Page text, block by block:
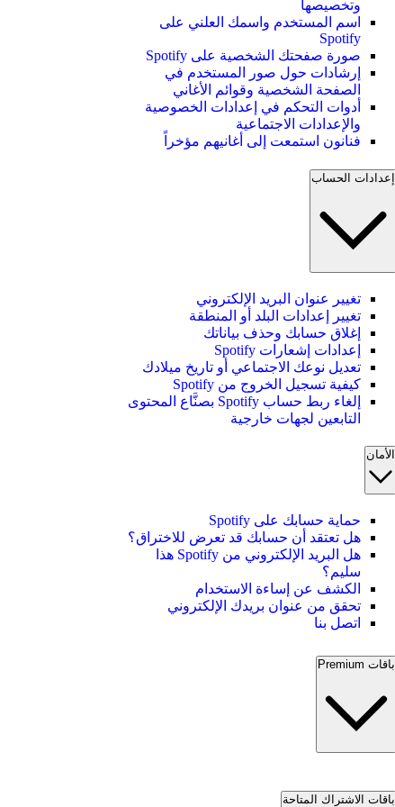
وتخصيصها
اسم المستخدم واسمك العلني على
Spotify
صورة صفحتك الشخصية على Spotify
إرشادات حول صور المستخدم في
الصفحة الشخصية وقوائم الأغاني
أدوات التحكم في إعدادات الخصوصية
والإعدادات الاجتماعية
فنانون استمعت إلى أغانيهم مؤخراً
إعدادات الحساب
تغيير عنوان البريد الإلكتروني
تغيير إعدادات البلد أو المنطقة
إغلاق حسابك وحذف بياناتك
إعدادات إشعارات Spotify
تعديل نوعك الاجتماعي أو تاريخ ميلادك
كيفية تسجيل الخروج من Spotify
إلغاء ربط حساب Spotify بصنَّاع المحتوى
التابعين لجهات خارجية
الأمان
حماية حسابك على Spotify
هل تعتقد أن حسابك قد تعرض للاختراق؟
هل البريد الإلكتروني من Spotify هذا
سليم؟
الكشف عن إساءة الاستخدام
تحقق من عنوان بريدك الإلكتروني
اتصل بنا
باقات Premium
باقات الاشتراك المتاحة